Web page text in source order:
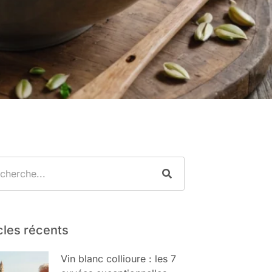
récents
Vin blanc collioure : les 7